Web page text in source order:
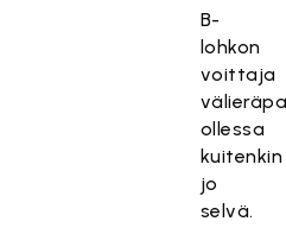
B-
lohkon
voittaja
ollessa
kuitenkin
jo
selvä.